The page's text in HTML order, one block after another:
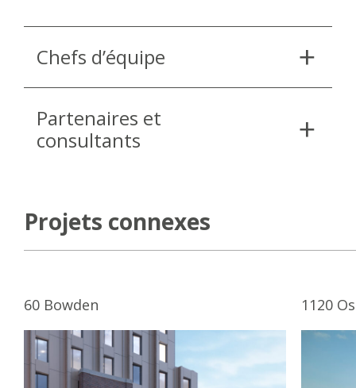
Chefs d’équipe
Partenaires et
consultants
Projets connexes
60 Bowden 1120